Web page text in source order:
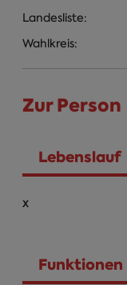
Landesliste:
Wahlkreis:
Zur Person
Person
Lebenslauf
x
Funktionen